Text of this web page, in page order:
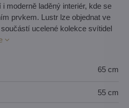
moderně laděný interiér, kde se
prvkem. Lustr lze objednat ve
ucelené kolekce svítidel
65 cm
55 cm